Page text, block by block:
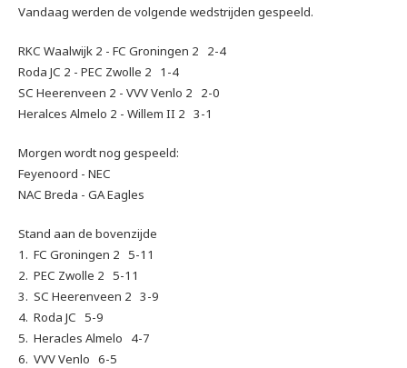
Vandaag werden de volgende wedstrijden gespeeld.
RKC Waalwijk 2 - FC Groningen 2 2-4
Roda JC 2 - PEC Zwolle 2 1-4
SC Heerenveen 2 - VVV Venlo 2 2-0
Heralces Almelo 2 - Willem II 2 3-1
Morgen wordt nog gespeeld:
Feyenoord - NEC
NAC Breda - GA Eagles
Stand aan de bovenzijde
1. FC Groningen 2 5-11
2. PEC Zwolle 2 5-11
3. SC Heerenveen 2 3-9
4. Roda JC 5-9
5. Heracles Almelo 4-7
6. VVV Venlo 6-5